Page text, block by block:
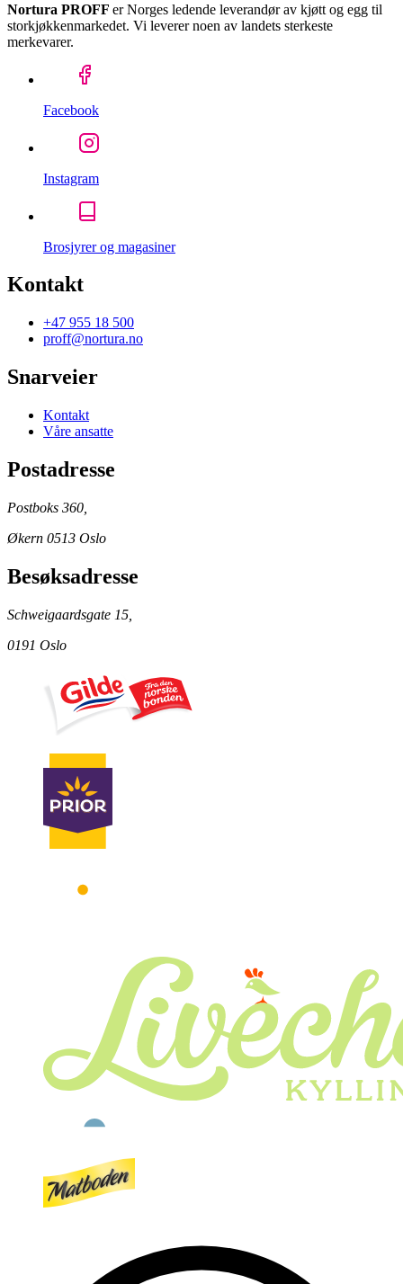
Nortura PROFF er Norges ledende leverandør av kjøtt og egg til
storkjøkkenmarkedet. Vi leverer noen av landets sterkeste
merkevarer.
Facebook
Instagram
Brosjyrer og magasiner
Kontakt
+47 955 18 500
proff@nortura.no
Snarveier
Kontakt
Våre ansatte
Postadresse
Postboks 360,
Økern 0513 Oslo
Besøksadresse
Schweigaardsgate 15,
0191 Oslo